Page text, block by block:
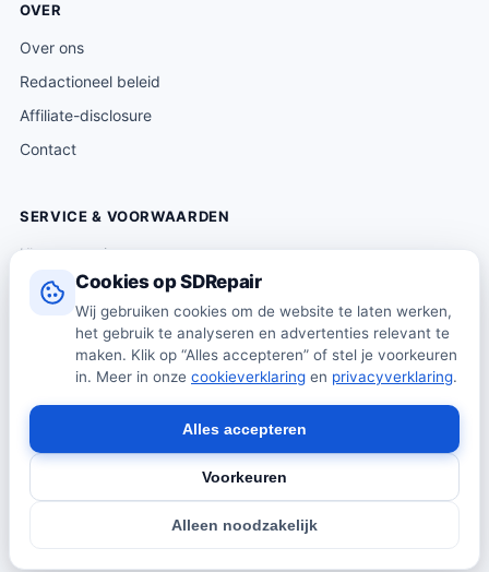
Cookies op SDRepair
Wij gebruiken cookies om de website te laten werken,
het gebruik te analyseren en advertenties relevant te
maken. Klik op “Alles accepteren” of stel je voorkeuren
in. Meer in onze cookieverklaring en privacyverklaring.
Alleen noodzakelijk
Voorkeuren
Alles accepteren
OVER
Over ons
Redactioneel beleid
Affiliate-disclosure
Contact
SERVICE & VOORWAARDEN
Klantenservice
Verzending & levering
Retourneren
Algemene voorwaarden
verkopen zelf geen producten · Alle prijzen onder voorbehoud.